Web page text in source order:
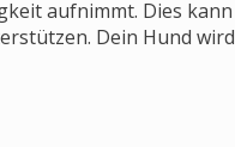
aufnimmt. Dies kann
Dein Hund wird